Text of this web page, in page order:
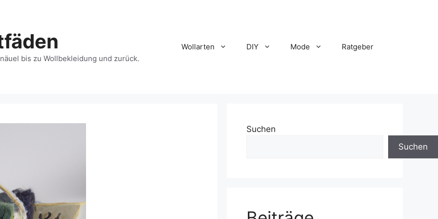
bis zu Wollbekleidung und zurück.
Wollarten DIY Mode Ratgeber
Suchen
Suchen